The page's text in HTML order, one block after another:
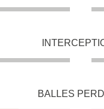
BALLES